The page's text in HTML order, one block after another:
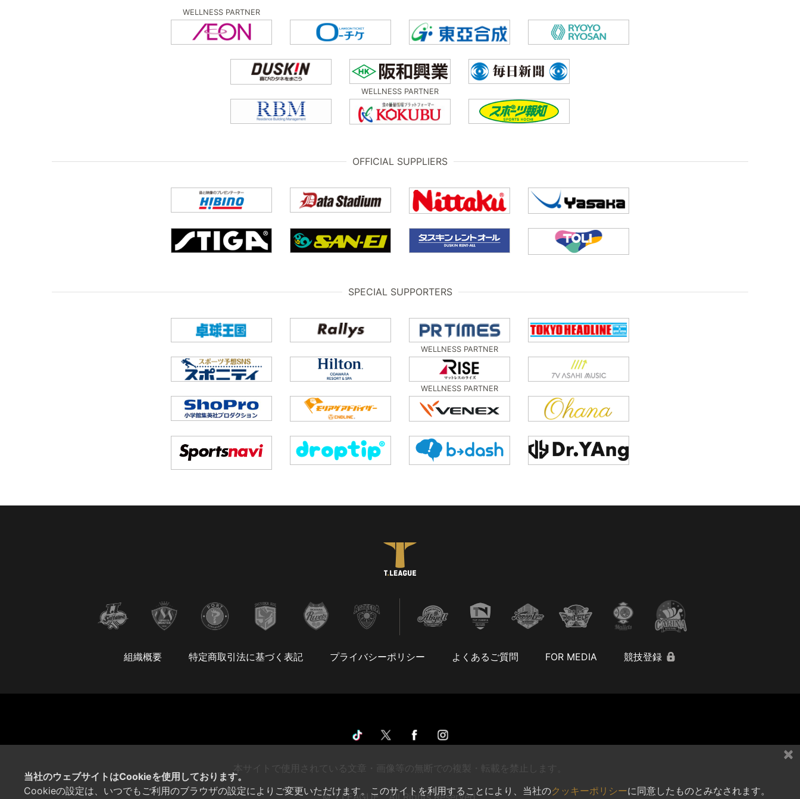
WELLNESS PARTNER
WELLNESS PARTNER
OFFICIAL SUPPLIERS
SPECIAL SUPPORTERS
WELLNESS PARTNER
WELLNESS PARTNER
組織概要 特定商取引法に基づく表記 プライバシーポリシー よくあるご質問 FOR MEDIA 競技登録
本サイトで使用されている文章・画像等の無断での複製・転載を禁止します。
×
当社のウェブサイトはCookieを使用しております。
Cookieの設定は、いつでもご利用のブラウザの設定によりご変更いただけます。このサイトを利用することにより、当社のクッキーポリシーに同意したものとみなされます。